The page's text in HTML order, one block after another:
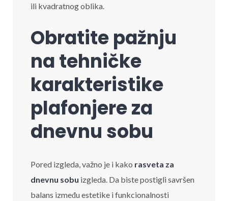
ili kvadratnog oblika.
Obratite pažnju
na tehničke
karakteristike
plafonjere za
dnevnu sobu
Pored izgleda, važno je i kako rasveta za
dnevnu sobu izgleda. Da biste postigli savršen
balans između estetike i funkcionalnosti